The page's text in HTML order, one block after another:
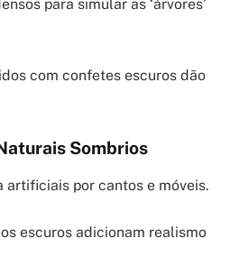
para simular as ‘árvores’
com confetes escuros dão
Sombrios
artificiais por cantos e móveis.
escuros adicionam realismo